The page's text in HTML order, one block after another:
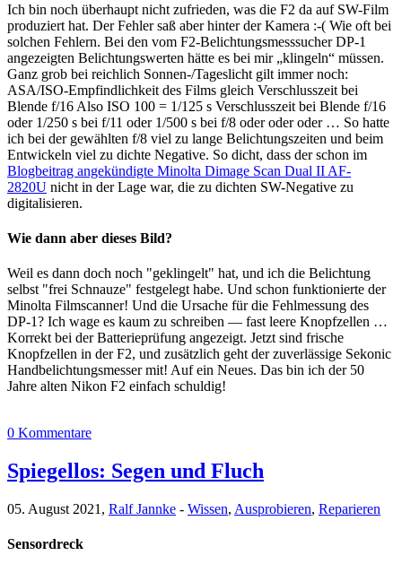
Ich bin noch überhaupt nicht zufrieden, was die F2 da auf SW-Film
produziert hat. Der Fehler saß aber hinter der Kamera :-( Wie oft bei
solchen Fehlern. Bei den vom F2-Belichtungsmesssucher DP-1
angezeigten Belichtungswerten hätte es bei mir „klingeln“ müssen.
Ganz grob bei reichlich Sonnen-/Tageslicht gilt immer noch:
ASA/ISO-Empfindlichkeit des Films gleich Verschlusszeit bei
Blende f/16 Also ISO 100 = 1/125 s Verschlusszeit bei Blende f/16
oder 1/250 s bei f/11 oder 1/500 s bei f/8 oder oder oder … So hatte
ich bei der gewählten f/8 viel zu lange Belichtungszeiten und beim
Entwickeln viel zu dichte Negative. So dicht, dass der schon im
Blogbeitrag angekündigte Minolta Dimage Scan Dual II AF-
2820U nicht in der Lage war, die zu dichten SW-Negative zu
digitalisieren.
Wie dann aber dieses Bild?
Weil es dann doch noch "geklingelt" hat, und ich die Belichtung
selbst "frei Schnauze" festgelegt habe. Und schon funktionierte der
Minolta Filmscanner! Und die Ursache für die Fehlmessung des
DP-1? Ich wage es kaum zu schreiben — fast leere Knopfzellen …
Korrekt bei der Batterieprüfung angezeigt. Jetzt sind frische
Knopfzellen in der F2, und zusätzlich geht der zuverlässige Sekonic
Handbelichtungsmesser mit! Auf ein Neues. Das bin ich der 50
Jahre alten Nikon F2 einfach schuldig!
0 Kommentare
Spiegellos: Segen und Fluch
05. August 2021, Ralf Jannke - Wissen, Ausprobieren, Reparieren
Sensordreck